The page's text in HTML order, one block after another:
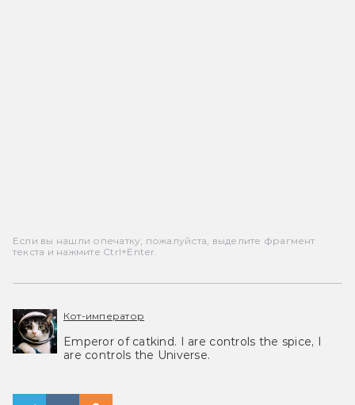
Если вы нашли опечатку, пожалуйста, выделите фрагмент
текста и нажмите Ctrl+Enter.
Кот-император
Emperor of catkind. I are controls the spice, I
are controls the Universe.